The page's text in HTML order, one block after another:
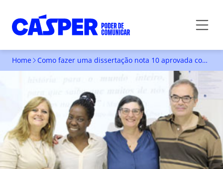
Home Como fazer uma dissertação nota 10 aprovada com louvor?